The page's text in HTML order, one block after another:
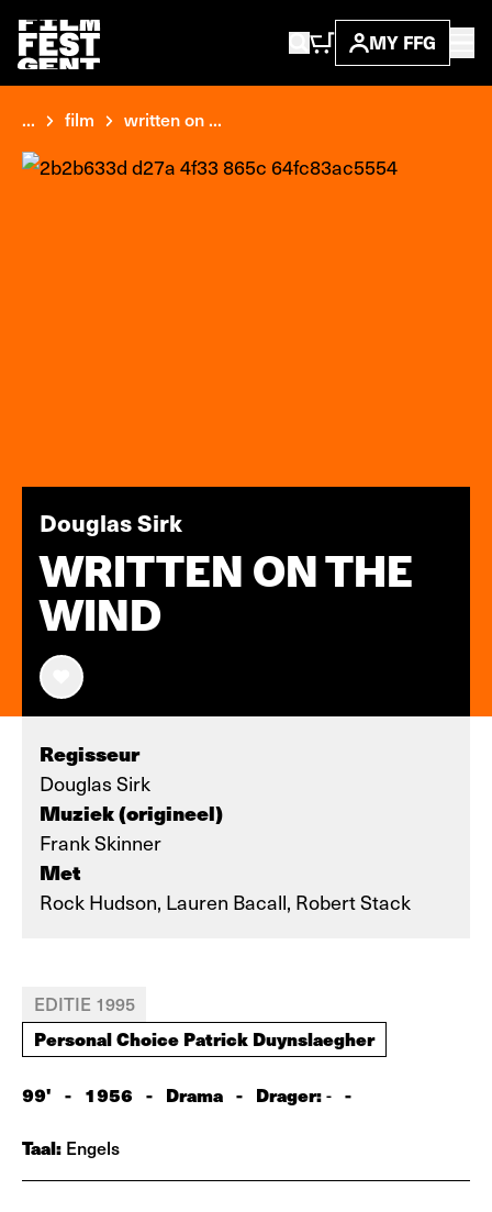
MY FFG
... film written on ...
Douglas Sirk
WRITTEN ON THE
WIND
Regisseur
Douglas Sirk
Muziek (origineel)
Frank Skinner
Met
Rock Hudson, Lauren Bacall, Robert Stack
EDITIE 1995
Personal Choice Patrick Duynslaegher
99' - 1956 - Drama - Drager:- -
Taal: Engels